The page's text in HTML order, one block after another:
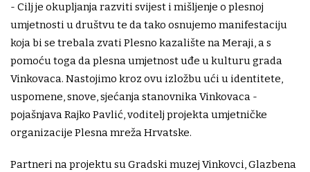
- Cilj je okupljanja razviti svijest i mišljenje o plesnoj
umjetnosti u društvu te da tako osnujemo manifestaciju
koja bi se trebala zvati Plesno kazalište na Meraji, a s
pomoću toga da plesna umjetnost uđe u kulturu grada
Vinkovaca. Nastojimo kroz ovu izložbu ući u identitete,
uspomene, snove, sjećanja stanovnika Vinkovaca -
pojašnjava Rajko Pavlić, voditelj projekta umjetničke
organizacije Plesna mreža Hrvatske.
Partneri na projektu su Gradski muzej Vinkovci, Glazbena